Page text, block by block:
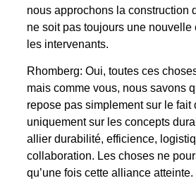
nous approchons la construction
ne soit pas toujours une nouvelle
les intervenants.
Rhomberg: Oui, toutes ces
mais comme vous, nous savons
repose pas simplement sur le fait
uniquement sur les concepts
allier durabilité, efficience,
collaboration. Les choses ne
qu’une fois cette alliance